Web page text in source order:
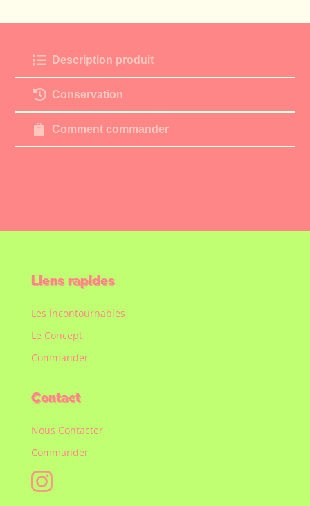
 Description produit
 Conservation
 Comment commander
Liens rapides
Les incontournables
Le Concept
Commander
Contact
Nous Contacter
Commander
